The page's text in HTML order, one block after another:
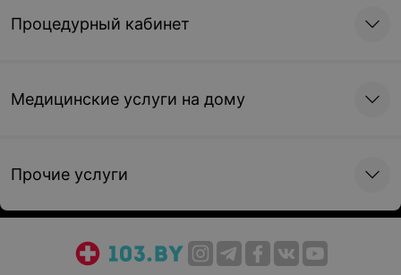
Процедурный кабинет
Медицинские услуги на дому
Прочие услуги